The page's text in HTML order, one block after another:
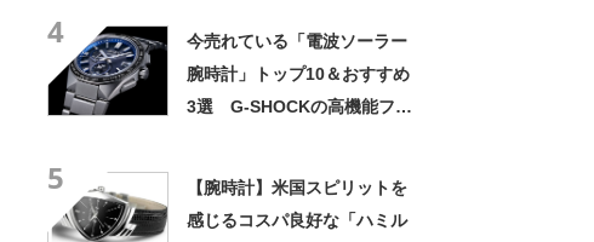
4
今売れている「電波ソーラー
腕時計」トップ10＆おすすめ
3選 G-SHOCKの高機能フル
5
【腕時計】米国スピリットを
感じるコスパ良好な「ハミル